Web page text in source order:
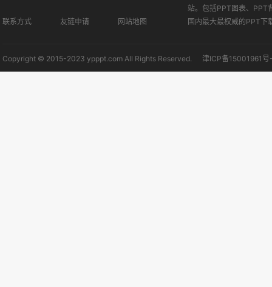
联系方式 友链申请 网站地图
站。包括PPT图表、PPT
国内最大最权威的PPT下
Copyright © 2015-2023 ypppt.com All Rights Reserved. 津ICP备15001961号